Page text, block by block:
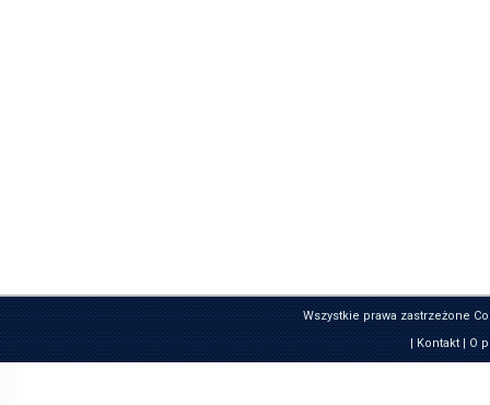
Wszystkie prawa zastrzeżone
|Kontakt|O